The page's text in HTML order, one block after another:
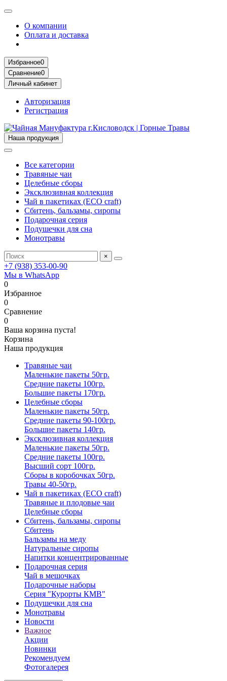
О компании
Оплата и доставка
Избранное0
Сравнение0
Личный кабинет
Авторизация
Регистрация
Наша продукция
Все категории
Травяные чаи
Целебные сборы
Эксклюзивная коллекция
Чай в пакетиках (ECO craft)
Сбитень, бальзамы, сиропы
Подарочная серия
Подушечки для сна
Монотравы
×
+7 (938) 353-00-90
Мы в WhatsApp
0
Избранное
0
Сравнение
0
Ваша корзина пуста!
Корзина
Наша продукция
Травяные чаи
Маленькие пакеты 50гр.
Средние пакеты 100гр.
Большие пакеты 170гр.
Целебные сборы
Маленькие пакеты 50гр.
Средние пакеты 90-100гр.
Большие пакеты 140гр.
Эксклюзивная коллекция
Маленькие пакеты 50гр.
Средние пакеты 100гр.
Высший сорт 100гр.
Сборы в коробочках 50гр.
Травы 40-50гр.
Чай в пакетиках (ECO craft)
Травяные и плодовые чаи
Целебные сборы
Сбитень, бальзамы, сиропы
Сбитень
Бальзамы на меду
Натуральные сиропы
Напитки концентрированные
Подарочная серия
Чай в мешочках
Подарочные наборы
Серия "Курорты КМВ"
Подушечки для сна
Монотравы
Новости
Важное
Акции
Новинки
Рекомендуем
Фотогалерея